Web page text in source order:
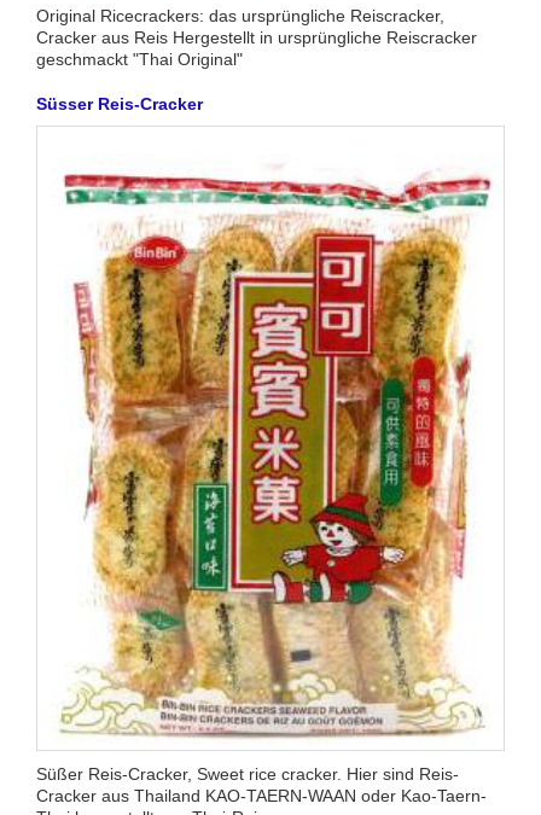
Original Ricecrackers: das ursprüngliche Reiscracker,
Cracker aus Reis Hergestellt in ursprüngliche Reiscracker
geschmackt "Thai Original"
Süsser Reis-Cracker
Süßer Reis-Cracker, Sweet rice cracker. Hier sind Reis-
Cracker aus Thailand KAO-TAERN-WAAN oder Kao-Taern-